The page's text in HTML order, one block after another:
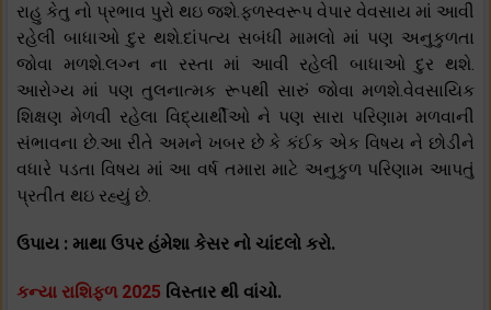
રાહુ કેતુ નો પ્રભાવ પુરો થઇ જશે.ફળસ્વરૂપ વેપાર વેવસાય માં આવી
રહેલી બાધાઓ દુર થશે.દાંપત્ય સબંધી મામલો માં પણ અનુકુળતા
જોવા મળશે.લગ્ન ના રસ્તા માં આવી રહેલી બાધાઓ દુર થશે.
આરોગ્ય માં પણ તુલનાત્મક રૂપથી સારું જોવા મળશે.વેવસાયિક
શિક્ષણ મેળવી રહેલા વિદ્યાર્થીઓ ને પણ સારા પરિણામ મળવાની
સંભાવના છે.આ રીતે અમને ખબર છે કે કંઈક એક વિષય ને છોડીને
વધારે પડતા વિષય માં આ વર્ષ તમારા માટે અનુકુળ પરિણામ આપતું
પ્રતીત થઇ રહ્યું છે.
ઉપાય : માથા ઉપર હંમેશા કેસર નો ચાંદલો કરો.
કન્યા રાશિફળ 2025 વિસ્તાર થી વાંચો.